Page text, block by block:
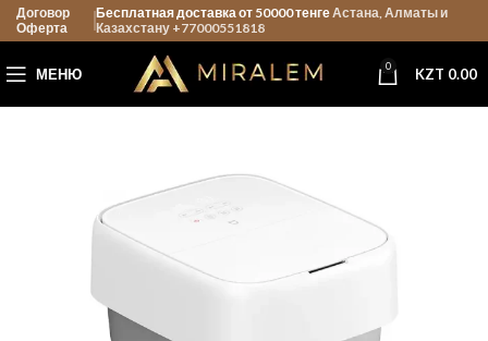
Договор
Оферта
Бесплатная доставка от 50000 тенгеАстана, Алматы и
Казахстану +77000551818
МЕНЮ 0 KZT 0.00